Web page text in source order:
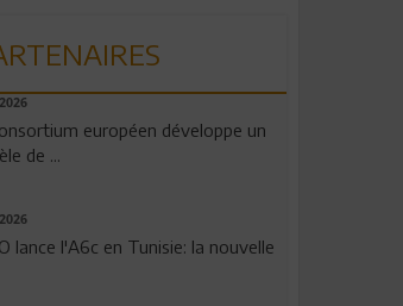
européen développe un
de ...
lance l'A6c en Tunisie: la nouvelle